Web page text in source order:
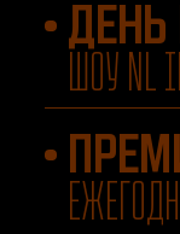
ШОУ NL